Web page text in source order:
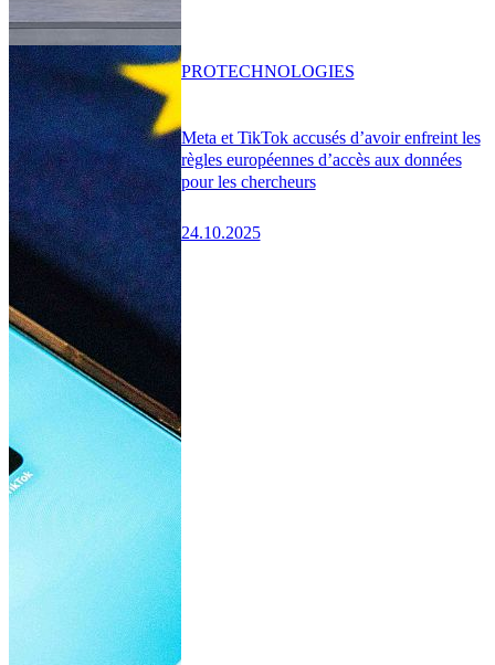
Meta et TikTok accusés d’avoir enfreint les
règles européennes d’accès aux données
pour les chercheurs
24.10.2025
PROTECHNOLOGIES